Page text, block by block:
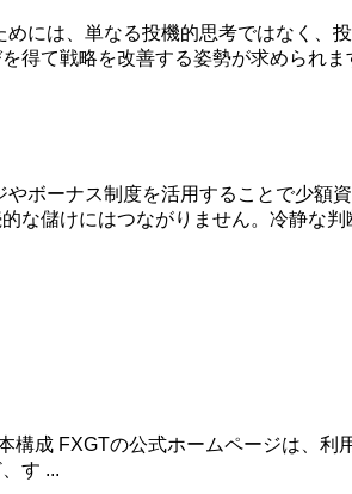
には、単なる投機的思考ではなく、
得て戦略を改善する姿勢が求められ
ボーナス制度を活用することで少額
な儲けにはつながりません。冷静な
構成 FXGTの公式ホームページは、
す ...